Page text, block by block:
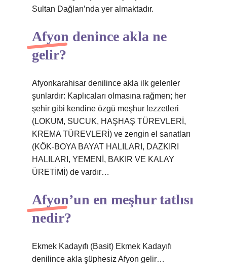
Sultan Dağları’nda yer almaktadır.
Afyon denince akla ne
gelir?
Afyonkarahisar denilince akla ilk gelenler
şunlardır: Kaplıcaları olmasına rağmen; her
şehir gibi kendine özgü meşhur lezzetleri
(LOKUM, SUCUK, HAŞHAŞ TÜREVLERİ,
KREMA TÜREVLERİ) ve zengin el sanatları
(KÖK-BOYA BAYAT HALILARI, DAZKIRI
HALILARI, YEMENİ, BAKIR VE KALAY
ÜRETİMİ) de vardır…
Afyon’un en meşhur tatlısı
nedir?
Ekmek Kadayıfı (Basit) Ekmek Kadayıfı
denilince akla şüphesiz Afyon gelir…